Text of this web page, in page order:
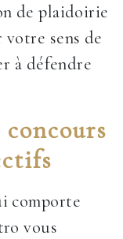
de plaidoirie
sens de
à défendre
comporte
vous